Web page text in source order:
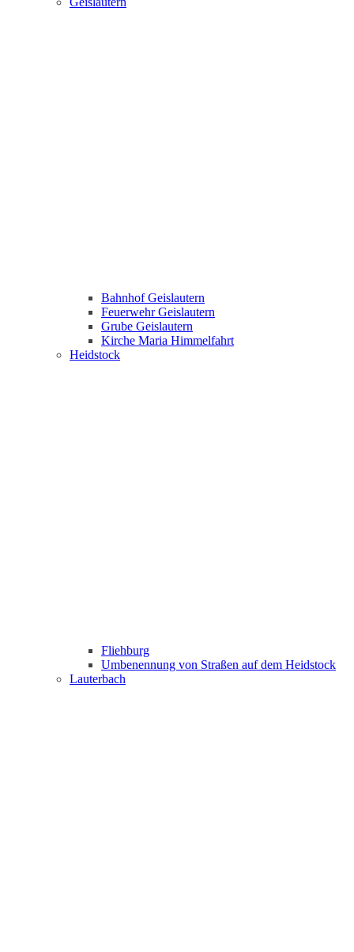
Bahnhof Geislautern
Feuerwehr Geislautern
Grube Geislautern
Kirche Maria Himmelfahrt
Heidstock
Fliehburg
Umbenennung von Straßen auf dem Heidstock
Lauterbach